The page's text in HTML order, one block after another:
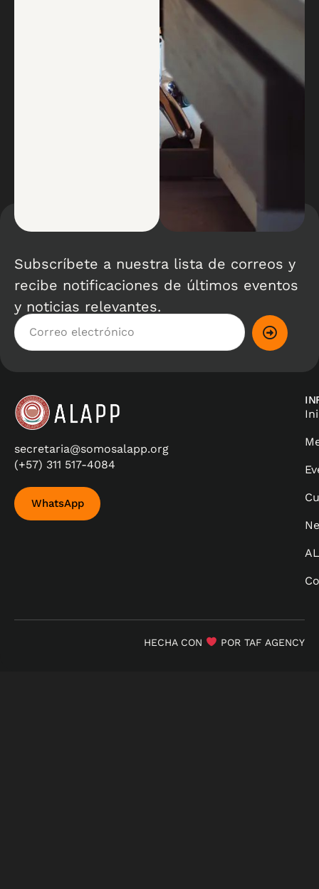
Subscríbete a nuestra lista de correos y
recibe notificaciones de últimos eventos
y noticias relevantes.
secretaria@somosalapp.org
(+57) 311 517-4084
WhatsApp
HECHA CON POR TAF AGENCY